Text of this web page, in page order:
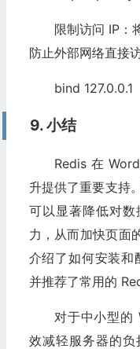
限制访问 IP：
防止外部网络直接
bind 127.0.0.1
9. 小结
Redis 在
升提供了重要支持
可以显著降低对
力，从而加快页面
介绍了如何安装和
并推荐了常用的
对于中小型的
效减轻服务器的